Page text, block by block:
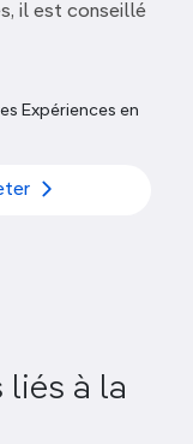
il est conseillé
Expériences en
liés à la